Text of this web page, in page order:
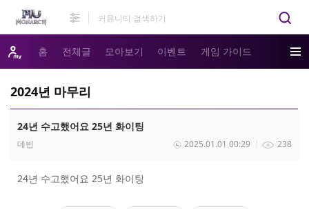
홈 전체글 모아보기 이벤트 게임 가이드
2024년 마무리
24년 수고했어요 25년 화이팅
데빈 238
2025.01.01 00:29
24년 수고했어요 25년 화이팅